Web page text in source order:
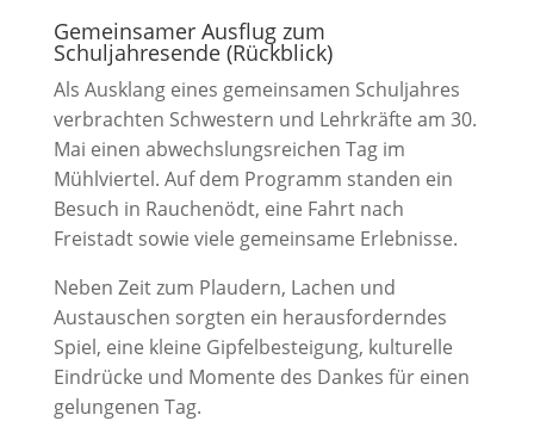
Gemeinsamer Ausflug zum
Schuljahresende (Rückblick)
Als Ausklang eines gemeinsamen Schuljahres
verbrachten Schwestern und Lehrkräfte am 30.
Mai einen abwechslungsreichen Tag im
Mühlviertel. Auf dem Programm standen ein
Besuch in Rauchenödt, eine Fahrt nach
Freistadt sowie viele gemeinsame Erlebnisse.
Neben Zeit zum Plaudern, Lachen und
Austauschen sorgten ein herausforderndes
Spiel, eine kleine Gipfelbesteigung, kulturelle
Eindrücke und Momente des Dankes für einen
gelungenen Tag.